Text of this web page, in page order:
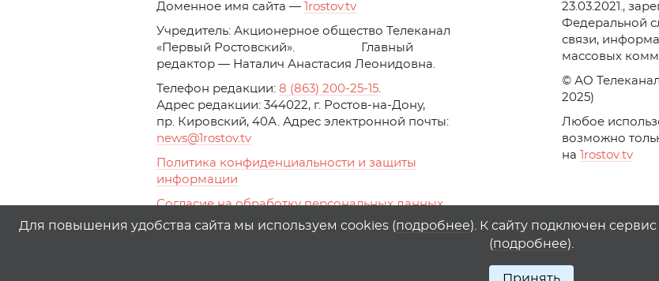
Доменное имя сайта —
1rostov.tv
Учредитель: Акционерное общество Телеканал
«Первый Ростовский». Главный
редактор — Наталич Анастасия Леонидовна.
Телефон редакции: 8 (863) 200-25-15.
Адрес редакции: 344022, г. Ростов-на-Дону,
пр. Кировский, 40А. Адрес электронной почты:
news@1rostov.tv
Политика конфиденциальности и защиты
информации
Согласие на обработку персональных данных
с помощью сервисов Yandex.Metrika, top.mail.ru
23.03.2021.,
Федеральной
связи,
массовых
© АО
2025)
Любое
возможно
на
rostov.tv
Для повышения удобства сайта мы используем cookies (подробнее). К сайту подключен
(подробнее).